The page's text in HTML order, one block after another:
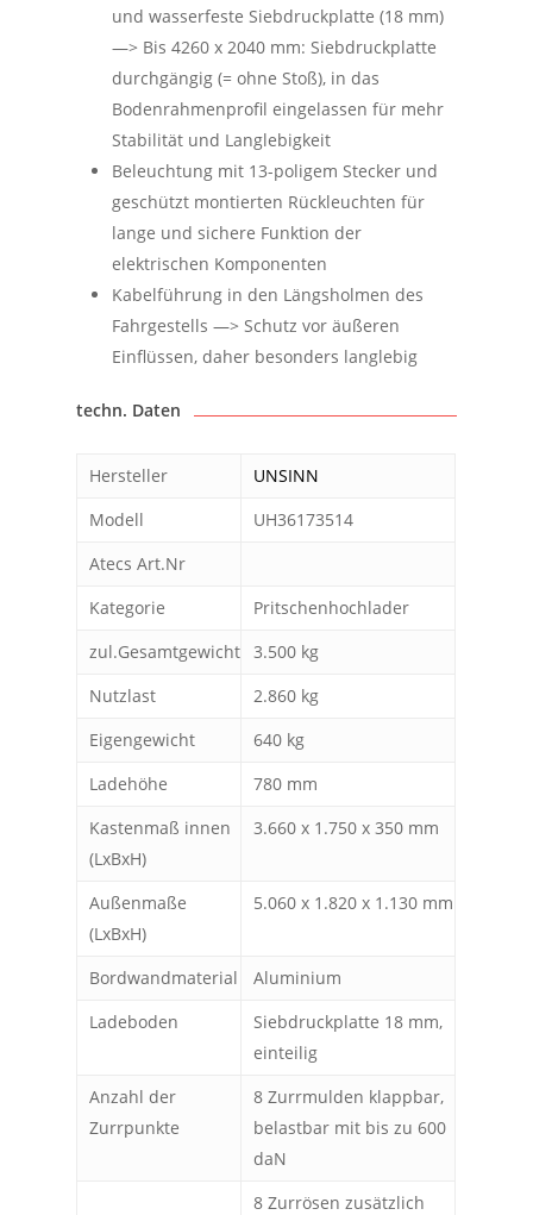
und wasserfeste Siebdruckplatte (18 mm)
—> Bis 4260 x 2040 mm: Siebdruckplatte
durchgängig (= ohne Stoß), in das
Bodenrahmenprofil eingelassen für mehr
Stabilität und Langlebigkeit
Beleuchtung mit 13-poligem Stecker und
geschützt montierten Rückleuchten für
lange und sichere Funktion der
elektrischen Komponenten
Kabelführung in den Längsholmen des
Fahrgestells —> Schutz vor äußeren
Einflüssen, daher besonders langlebig
techn. Daten
Hersteller
UNSINN
Modell
UH36173514
Atecs Art.Nr
Kategorie
Pritschenhochlader
zul.Gesamtgewicht 3.500 kg
Nutzlast
2.860 kg
Eigengewicht
640 kg
Ladehöhe
780 mm
Kastenmaß innen
(LxBxH)
3.660 x 1.750 x 350 mm
Außenmaße
(LxBxH)
5.060 x 1.820 x 1.130 mm
Bordwandmaterial
Aluminium
Ladeboden
Siebdruckplatte 18 mm,
einteilig
Anzahl der
Zurrpunkte
8 Zurrmulden klappbar,
belastbar mit bis zu 600
daN
8 Zurrösen zusätzlich